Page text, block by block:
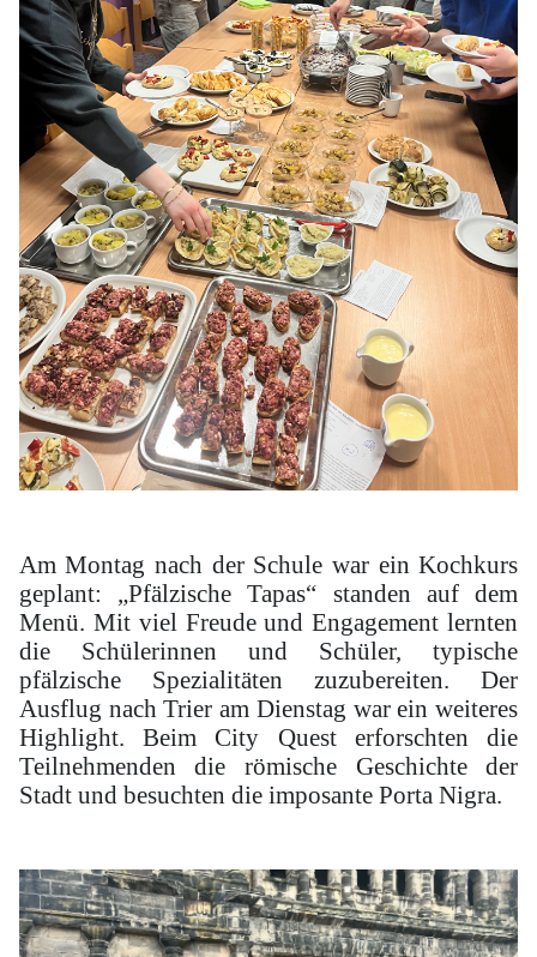
Am Montag nach der Schule war ein Kochkurs
geplant: „Pfälzische Tapas“ standen auf dem
Menü. Mit viel Freude und Engagement lernten
die Schülerinnen und Schüler, typische
pfälzische Spezialitäten zuzubereiten. Der
Ausflug nach Trier am Dienstag war ein weiteres
Highlight. Beim City Quest erforschten die
Teilnehmenden die römische Geschichte der
Stadt und besuchten die imposante Porta Nigra.